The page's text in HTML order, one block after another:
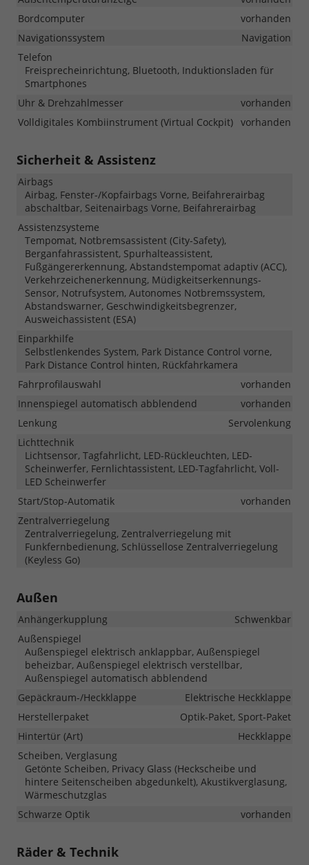
Bordcomputer
vorhanden
Navigationssystem
Navigation
Telefon
Freisprecheinrichtung, Bluetooth, Induktionsladen für
Smartphones
Uhr & Drehzahlmesser
vorhanden
Volldigitales Kombiinstrument (Virtual Cockpit) vorhanden
Sicherheit & Assistenz
Airbags
Airbag, Fenster-/Kopfairbags Vorne, Beifahrerairbag
abschaltbar, Seitenairbags Vorne, Beifahrerairbag
Assistenzsysteme
Tempomat, Notbremsassistent (City-Safety),
Berganfahrassistent, Spurhalteassistent,
Fußgängererkennung, Abstandstempomat adaptiv (ACC),
Verkehrzeichenerkennung, Müdigkeitserkennungs-
Sensor, Notrufsystem, Autonomes Notbremssystem,
Abstandswarner, Geschwindigkeitsbegrenzer,
Ausweichassistent (ESA)
Einparkhilfe
Selbstlenkendes System, Park Distance Control vorne,
Park Distance Control hinten, Rückfahrkamera
Fahrprofilauswahl
vorhanden
Innenspiegel automatisch abblendend
vorhanden
Lenkung
Servolenkung
Lichttechnik
Lichtsensor, Tagfahrlicht, LED-Rückleuchten, LED-
Scheinwerfer, Fernlichtassistent, LED-Tagfahrlicht, Voll-
LED Scheinwerfer
Start/Stop-Automatik
vorhanden
Zentralverriegelung
Zentralverriegelung, Zentralverriegelung mit
Funkfernbedienung, Schlüssellose Zentralverriegelung
(Keyless Go)
Außen
Anhängerkupplung
Schwenkbar
Außenspiegel
Außenspiegel elektrisch anklappbar, Außenspiegel
beheizbar, Außenspiegel elektrisch verstellbar,
Außenspiegel automatisch abblendend
Gepäckraum-/Heckklappe
Elektrische Heckklappe
Herstellerpaket
Optik-Paket, Sport-Paket
Hintertür (Art)
Heckklappe
Scheiben, Verglasung
Getönte Scheiben, Privacy Glass (Heckscheibe und
hintere Seitenscheiben abgedunkelt), Akustikverglasung,
Wärmeschutzglas
Schwarze Optik
vorhanden
Räder & Technik